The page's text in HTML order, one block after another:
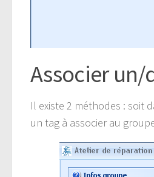
Associer un/
Il existe 2 méthodes : soit
un tag à associer au